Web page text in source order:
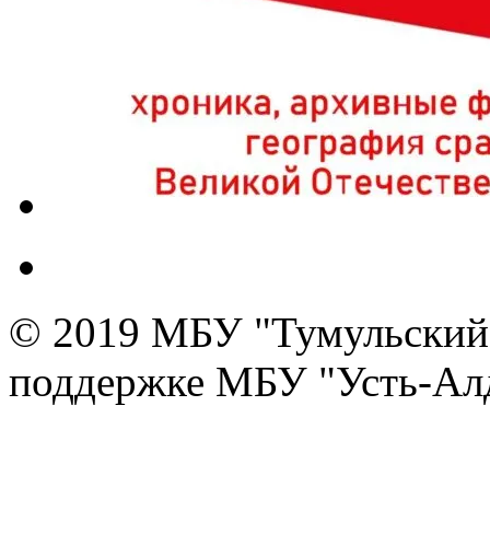
© 2019 МБУ "Тумульский
поддержке МБУ "Усть-